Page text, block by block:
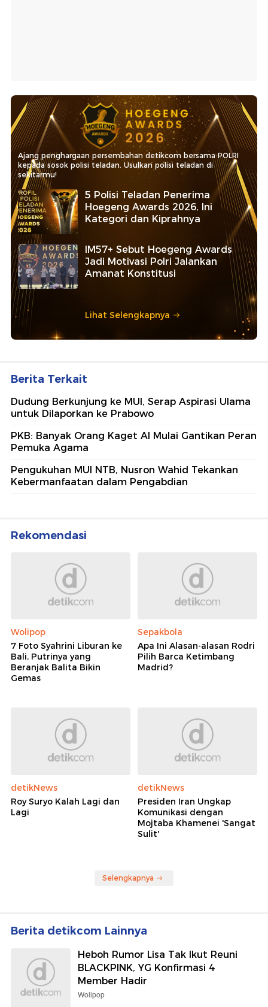
Ajang penghargaan persembahan detikcom bersama POLRI
kepada sosok polisi teladan. Usulkan polisi teladan di
sekitarmu!
5 Polisi Teladan Penerima
Hoegeng Awards 2026, Ini
Kategori dan Kiprahnya
IM57+ Sebut Hoegeng Awards
Jadi Motivasi Polri Jalankan
Amanat Konstitusi
Lihat Selengkapnya
Berita Terkait
Dudung Berkunjung ke MUI, Serap Aspirasi Ulama
untuk Dilaporkan ke Prabowo
PKB: Banyak Orang Kaget AI Mulai Gantikan Peran
Pemuka Agama
Pengukuhan MUI NTB, Nusron Wahid Tekankan
Kebermanfaatan dalam Pengabdian
Rekomendasi
Wolipop
7 Foto Syahrini Liburan ke
Bali, Putrinya yang
Beranjak Balita Bikin
Gemas
Sepakbola
Apa Ini Alasan-alasan Rodri
Pilih Barca Ketimbang
Madrid?
detikNews
Roy Suryo Kalah Lagi dan
Lagi
detikNews
Presiden Iran Ungkap
Komunikasi dengan
Mojtaba Khamenei 'Sangat
Sulit'
Selengkapnya
Berita detikcom Lainnya
Heboh Rumor Lisa Tak Ikut Reuni
BLACKPINK, YG Konfirmasi 4
Member Hadir
Wolipop